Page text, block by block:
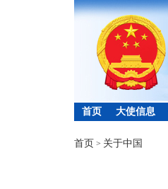
首页 大使信息
首页 > 关于中国